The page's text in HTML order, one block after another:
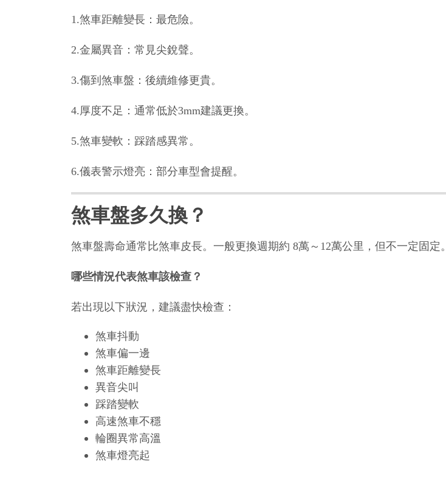
1.煞車距離變長：最危險。
2.金屬異音：常見尖銳聲。
3.傷到煞車盤：後續維修更貴。
4.厚度不足：通常低於3mm建議更換。
5.煞車變軟：踩踏感異常。
6.儀表警示燈亮：部分車型會提醒。
煞車盤多久換？
煞車盤壽命通常比煞車皮長。一般更換週期約 8萬～12萬公里，但不一定固定。
哪些情況代表煞車該檢查？
若出現以下狀況，建議盡快檢查：
煞車抖動
煞車偏一邊
煞車距離變長
異音尖叫
踩踏變軟
高速煞車不穩
輪圈異常高溫
煞車燈亮起